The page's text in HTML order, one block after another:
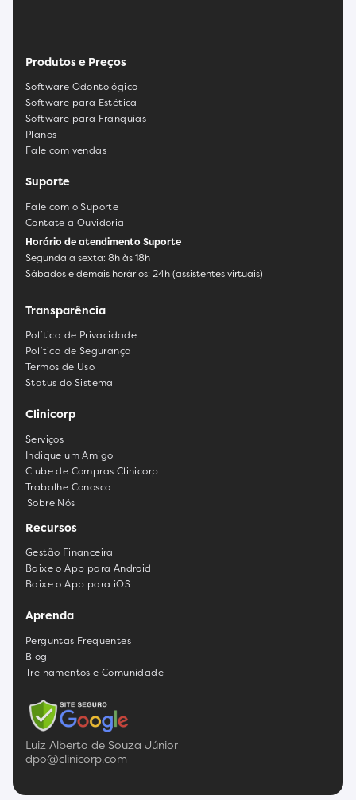
Produtos e Preços
Software Odontológico
Software para Estética
Software para Franquias
Planos
Fale com vendas
Suporte
Fale com o Suporte
Contate a Ouvidoria
Horário de atendimento Suporte
Segunda a sexta: 8h às 18h
Sábados e demais horários: 24h (assistentes virtuais)
Transparência
Política de Privacidade
Política de Segurança
Termos de Uso
Status do Sistema
Clinicorp
Serviços
Indique um Amigo
Clube de Compras Clinicorp
Trabalhe Conosco
Sobre Nós
Recursos
Gestão Financeira
Baixe o App para Android
Baixe o App para iOS
Aprenda
Perguntas Frequentes
Blog
Treinamentos e Comunidade
Luiz Alberto de Souza Júnior
dpo@clinicorp.com